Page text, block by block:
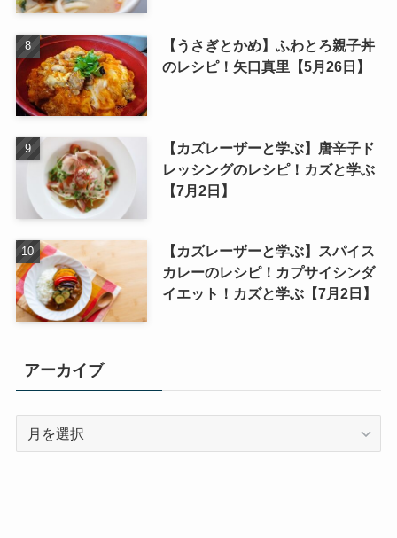
【うさぎとかめ】ふわとろ親子丼
のレシピ！矢口真里【5月26日】
【カズレーザーと学ぶ】唐辛子ド
レッシングのレシピ！カズと学ぶ
【7月2日】
【カズレーザーと学ぶ】スパイス
カレーのレシピ！カプサイシンダ
イエット！カズと学ぶ【7月2日】
アーカイブ